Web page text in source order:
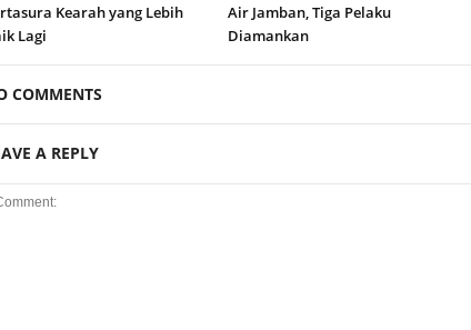
Kearah yang Lebih
Lagi
Air Jamban, Tiga Pelaku
Diamankan
COMMENTS
A REPLY